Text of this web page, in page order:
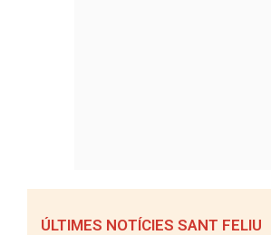
ÚLTIMES NOTÍCIES SANT FELIU